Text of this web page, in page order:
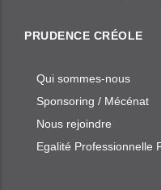
PRUDENCE CRÉOLE
Qui sommes-nous
Sponsoring / Mécénat
Nous rejoindre
Egalité Professionnelle